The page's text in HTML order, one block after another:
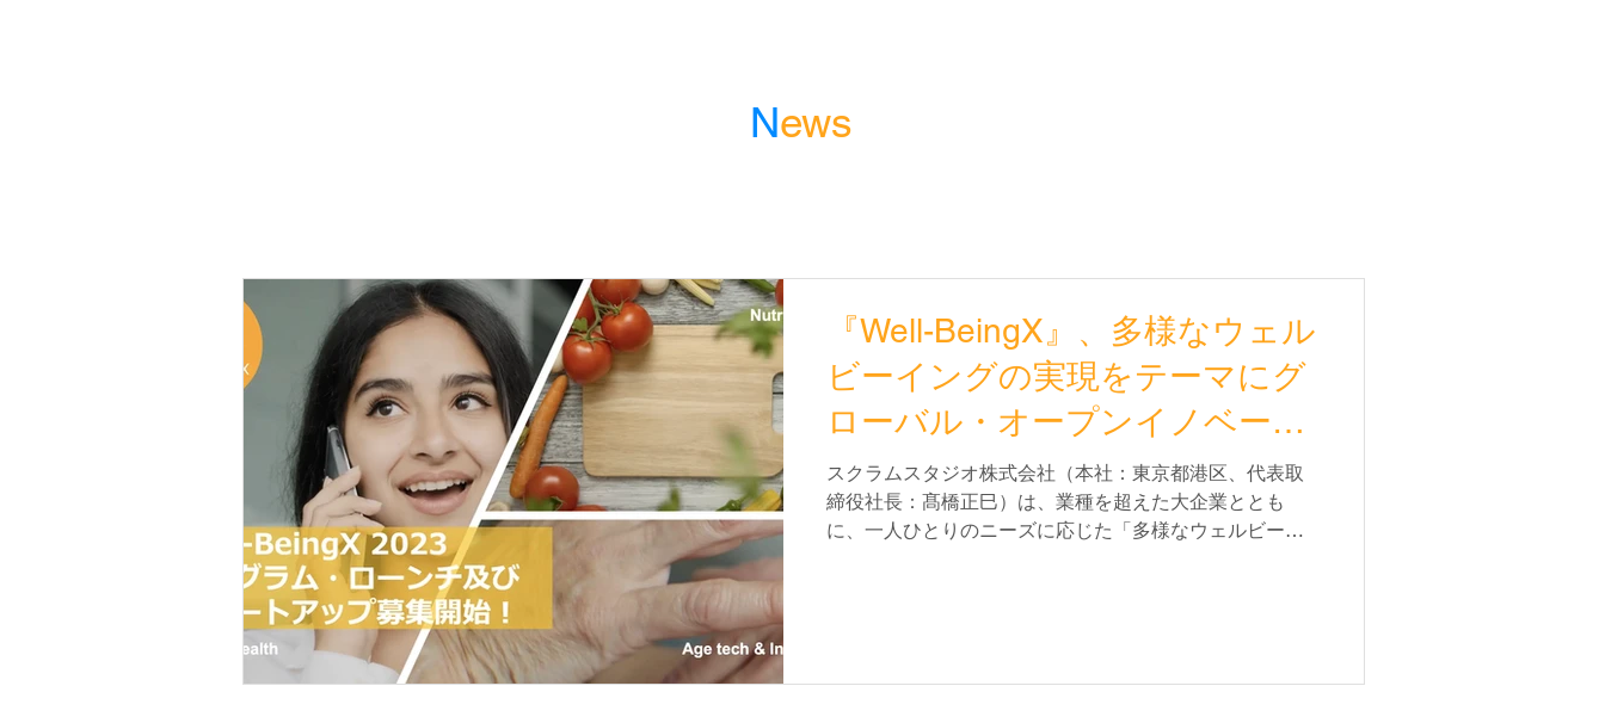
News
『Well-BeingX』、多様なウェル
ビーイングの実現をテーマにグ
ローバル・オープンイノベーシ
ョン・プログラム二期目をロー
ンチ、スタートアップ募集を開
スクラムスタジオ株式会社（本社：東京都港区、代表取
締役社長：髙橋正巳）は、業種を超えた大企業ととも
に、一人ひとりのニーズに応じた「多様なウェルビーイ